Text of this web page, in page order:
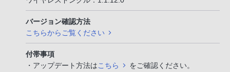
バージョン確認方法
こちらからご覧ください
付帯事項
・アップデート方法はこちら
をご確認ください。